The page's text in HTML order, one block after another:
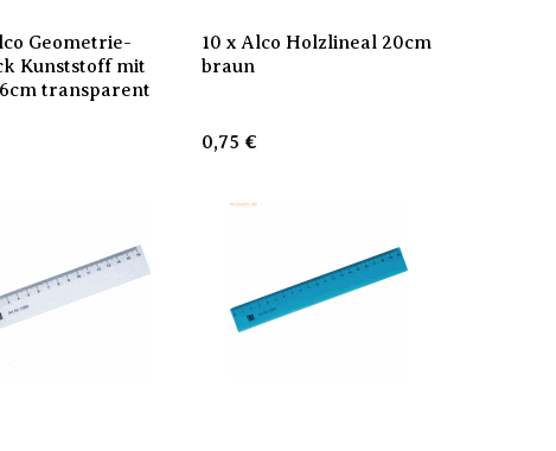
Geometrie-
Kunststoff mit
transparent
10 x Alco Holzlineal 20cm
braun
0,75 €